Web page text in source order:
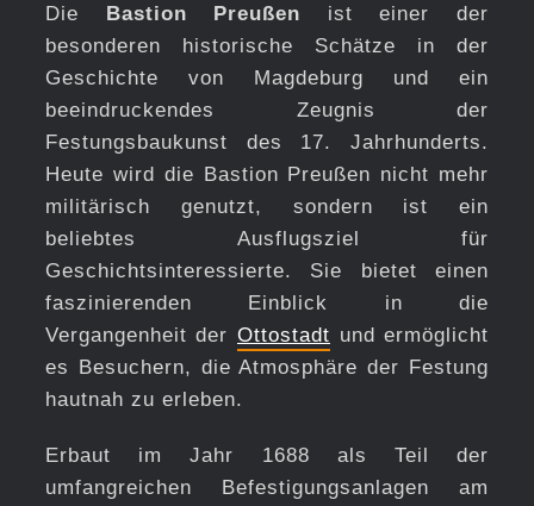
Die Bastion Preußen ist einer der
besonderen historische Schätze in der
Geschichte von Magdeburg und ein
beeindruckendes Zeugnis der
Festungsbaukunst des 17. Jahrhunderts.
Heute wird die Bastion Preußen nicht mehr
militärisch genutzt, sondern ist ein
beliebtes Ausflugsziel für
Geschichtsinteressierte. Sie bietet einen
faszinierenden Einblick in die
Vergangenheit der Ottostadt und ermöglicht
es Besuchern, die Atmosphäre der Festung
hautnah zu erleben.
Erbaut im Jahr 1688 als Teil der
umfangreichen Befestigungsanlagen am